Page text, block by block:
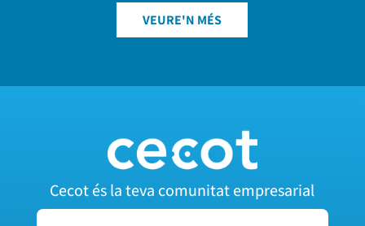
VEURE'N MÉS
Cecot és la teva comunitat empresarial